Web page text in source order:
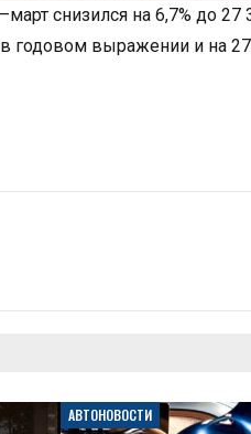
снизился на 6,7% до
годовом выражении и на
АВТОНОВОСТИ